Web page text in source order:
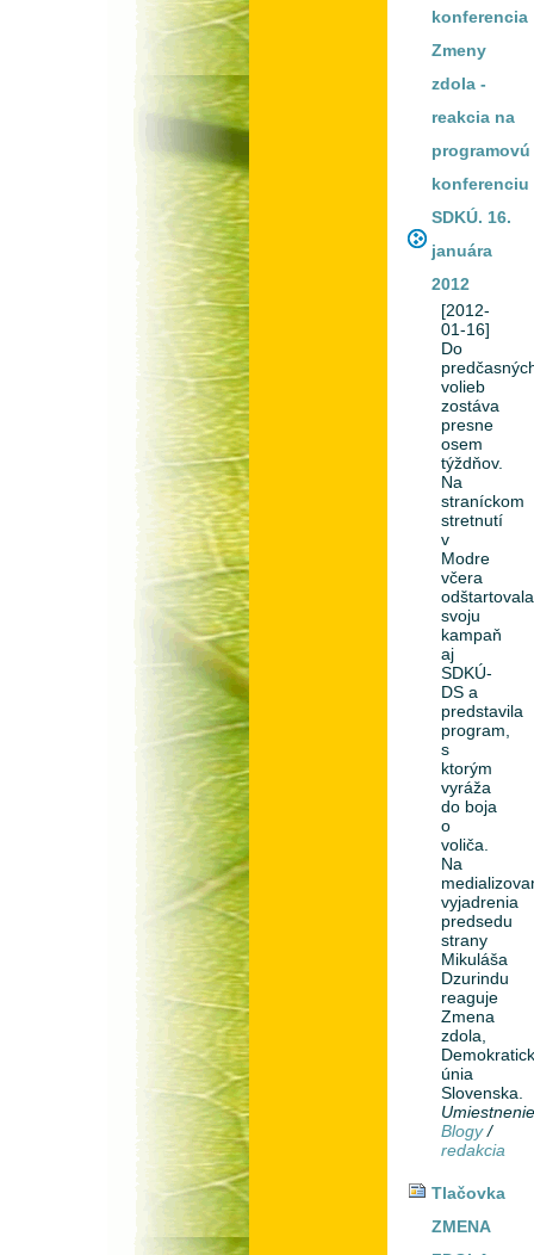
konferencia
Zmeny
zdola -
reakcia na
programovú
konferenciu
SDKÚ. 16.
januára
2012
[2012-
01-16]
Do
volieb
zostáva
presne
osem
týždňov.
Na
straníckom
stretnutí
v
Modre
včera
odštartovala
svoju
kampaň
aj
SDKÚ-
DS a
predstavila
program,
s
ktorým
vyráža
do boja
o
voliča.
Na
vyjadrenia
predsedu
strany
Mikuláša
Dzurindu
reaguje
Zmena
zdola,
únia
Slovenska.
Blogy /
redakcia
Tlačovka
ZMENA